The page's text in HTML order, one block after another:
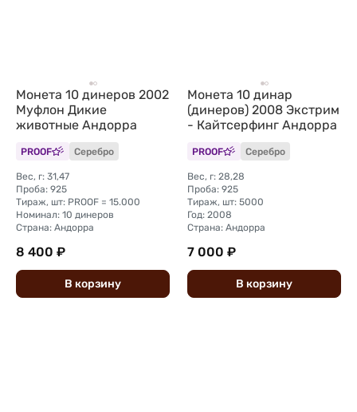
Монета 10 динеров 2002
Муфлон Дикие
животные Андорра
PROOF Серебро
Вес, г: 31,47
Проба: 925
Тираж, шт: PROOF = 15.000
Номинал: 10 динеров
Страна: Андорра
8 400 ₽
В корзину
Монета 10 динар
(динеров) 2008 Экстрим
- Кайтсерфинг Андорра
PROOF Серебро
Вес, г: 28,28
Проба: 925
Тираж, шт: 5000
Год: 2008
Страна: Андорра
7 000 ₽
В корзину